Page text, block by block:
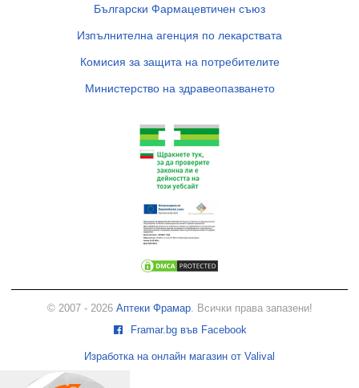
Български Фармацевтичен съюз
Изпълнителна агенция по лекарствата
Комисия за защита на потребителите
Министерство на здравеопазването
© 2007 - 2026 Аптеки Фрамар. Всички права запазени!
Framar.bg във Facebook
Изработка на онлайн магазин от Valival